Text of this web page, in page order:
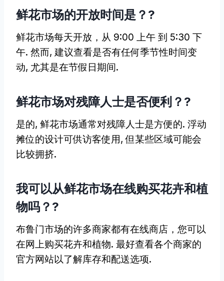
鲜花市场的开放时间是？?
鲜花市场每天开放，从 9:00 上午 到 5:30 下
午. 然而, 建议查看是否有任何季节性时间变
动, 尤其是在节假日期间.
鲜花市场对残障人士是否便利？?
是的, 鲜花市场通常对残障人士是方便的. 浮动
摊位的设计可供访客使用, 但某些区域可能会
比较拥挤.
我可以从鲜花市场在线购买花卉和植
物吗？?
布鲁门市场的许多商家都有在线商店，您可以
在网上购买花卉和植物. 最好查看各个商家的
官方网站以了解库存和配送选项.